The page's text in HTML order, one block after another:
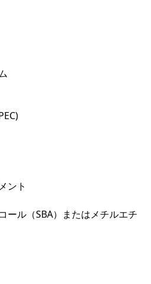
ント
ール（SBA）またはメチルエチ